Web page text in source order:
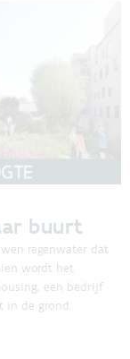
buurt
regenwater dat
wordt het
een bedrijf
in de grond.